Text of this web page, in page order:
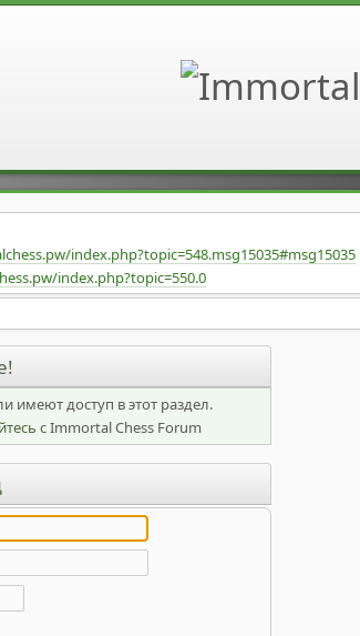
index.php?topic=548.msg15035#msg15035
index.php?topic=550.0
view?usp=sharing
имеют доступ в этот раздел.
c Immortal Chess Forum